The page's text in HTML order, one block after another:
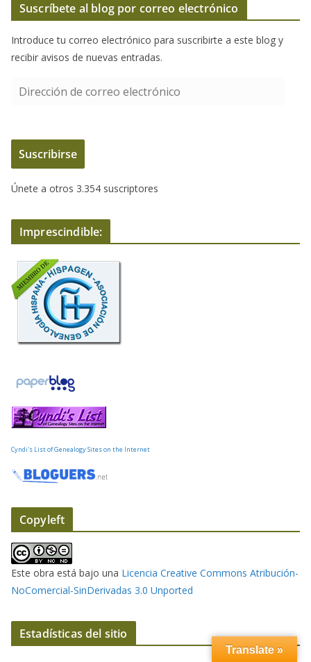
Suscríbete al blog por correo electrónico
Introduce tu correo electrónico para suscribirte a este blog y
recibir avisos de nuevas entradas.
Suscribirse
Únete a otros 3.354 suscriptores
Imprescindible:
Cyndi's List of Genealogy Sites on the Internet
Copyleft
Este obra está bajo una Licencia Creative Commons Atribución-
NoComercial-SinDerivadas 3.0 Unported
Estadísticas del sitio
Translate »